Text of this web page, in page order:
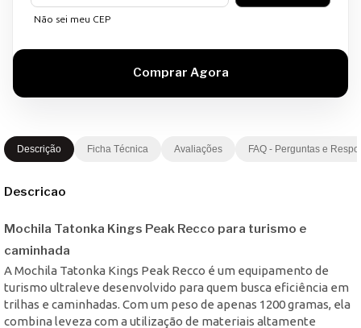
Não sei meu CEP
Descrição Ficha Técnica Avaliações FAQ - Perguntas e
Descricao
Mochila Tatonka Kings Peak Recco para turismo e
caminhada
A Mochila Tatonka Kings Peak Recco é um equipamento de
turismo ultraleve desenvolvido para quem busca eficiência em
trilhas e caminhadas. Com um peso de apenas 1200 gramas, ela
combina leveza com a utilização de materiais altamente